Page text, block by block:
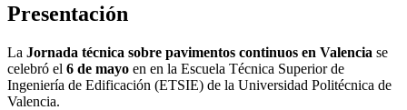
Presentación
La Jornada técnica sobre pavimentos continuos en Valencia se
celebró el 6 de mayo en en la Escuela Técnica Superior de
Ingeniería de Edificación (ETSIE) de la Universidad Politécnica de
Valencia.